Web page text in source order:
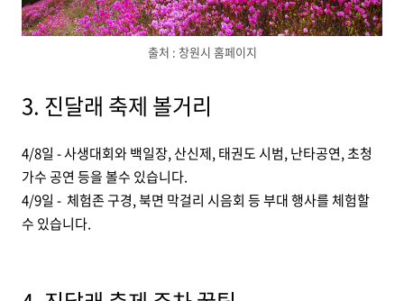
출처 : 창원시 홈페이지
3. 진달래 축제 볼거리
4/8일 - 사생대회와 백일장, 산신제, 태권도 시범, 난타공연, 초청
가수 공연 등을 볼수 있습니다.
4/9일 - 체험존 구경, 북면 막걸리 시음회 등 부대 행사를 체험할
수 있습니다.